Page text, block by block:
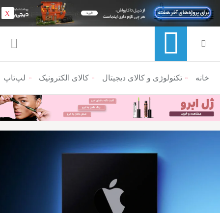
منوی ناوبری خرده نان
خانه تکنولوژی و کالای دیجیتال کالای الکترونیک لپ‌تاپ
X